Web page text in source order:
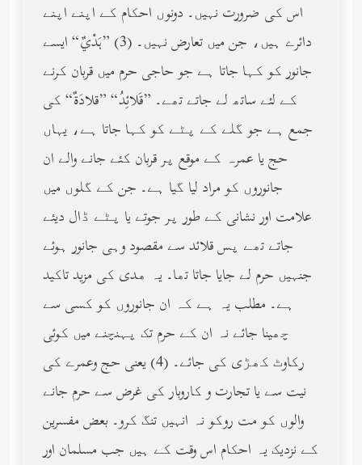
اس کی ضرورت نہیں۔ دونوں احکام کے اپنے اپنے
دائرے ہیں، جن میں تعارض نہیں۔ (3) ”هَدْيٌ“ ایسے
جانور کو کہا جاتا ہے جو حاجی حرم میں قربان کرنے
کے لئے ساتھ لے جاتے تھے۔ ”قَلائِدُ“ ”قلادَةٌ“ کی
جمع ہے جو گلے کے پٹے کو کہا جاتا ہے، یہاں
حج یا عمرہ کے موقع پر قربان کئے جانے والے ان
جانوروں کو مراد لیا گیا ہے۔ جن کے گلوں میں
علامت اور نشانی کے طور پر جوتے یا پٹے ڈال دیئے
جاتے تھے پس قلائد سے مقصود وہی جانور ہوئے
جنہیں حرم لے جایا جاتا تھا۔ یہ ھدی کی مزید تاکید
ہے۔ مطلب یہ ہے کہ ان جانوروں کو کسی سے
چھینا جائے نہ ان کے حرم تک پہنچنے میں کوئی
رکاوٹ کھڑی کی جائے۔ (4) یعنی حج وعمرے کی
نیت سے یا تجارت و کاروبار کی غرض سے حرم جانے
والوں کو مت روکو نہ انہیں تنگ کرو۔ بعض مفسرین
کے نزدیک یہ احکام اس وقت کے ہیں جب مسلمان اور